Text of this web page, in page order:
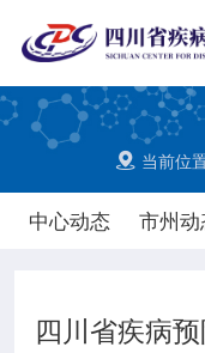
 当前位
中心动态 市州动

网站首页
中心概况
新闻动态
四川省疾病